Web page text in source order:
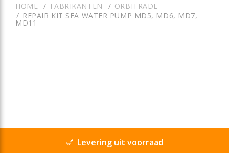
HOME FABRIKANTEN
ORBITRADE
REPAIR KIT SEA WATER PUMP MD5, MD6, MD7,
MD11
Levering uit voorraad